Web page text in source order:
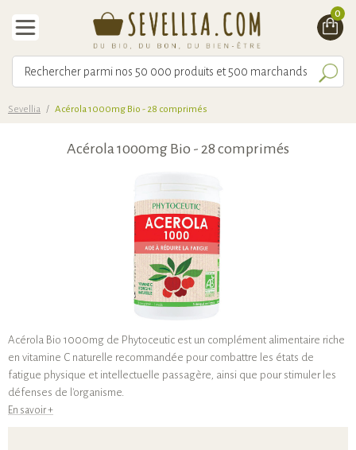
0
Sevellia / Acérola 1000mg Bio - 28 comprimés
Acérola 1000mg Bio - 28 comprimés
Acérola Bio 1000mg de Phytoceutic est un complément alimentaire riche
en vitamine C naturelle recommandée pour combattre les états de
fatigue physique et intellectuelle passagère, ainsi que pour stimuler les
défenses de l'organisme.
En savoir +